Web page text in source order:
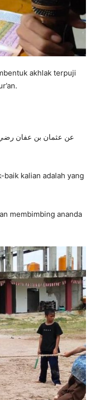
akhlak terpuji
عن عثمان بن عفان رضي
baik kalian adalah yang
membimbing ananda